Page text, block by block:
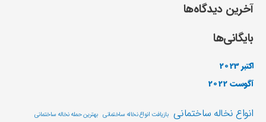
آخرین دیدگاه‌ها
بایگانی‌ها
اکتبر 2023
آگوست 2022
انواع نخاله ساختمانی بازیافت انواع نخاله ساختمانی بهترین حمله نخاله ساختمانی